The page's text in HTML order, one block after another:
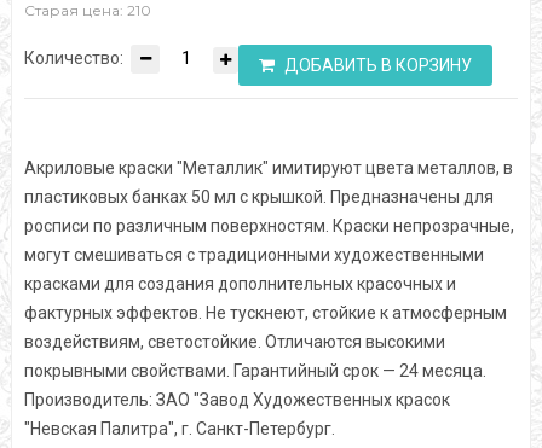
Старая цена: 210
Количество: ДОБАВИТЬ В КОРЗИНУ
Акриловые краски "Металлик" имитируют цвета металлов, в
пластиковых банках 50 мл с крышкой. Предназначены для
росписи по различным поверхностям. Краски непрозрачные,
могут смешиваться с традиционными художественными
красками для создания дополнительных красочных и
фактурных эффектов. Не тускнеют, стойкие к атмосферным
воздействиям, светостойкие. Отличаются высокими
покрывными свойствами. Гарантийный срок — 24 месяца.
Производитель: ЗАО "Завод Художественных красок
"Невская Палитра", г. Санкт-Петербург.